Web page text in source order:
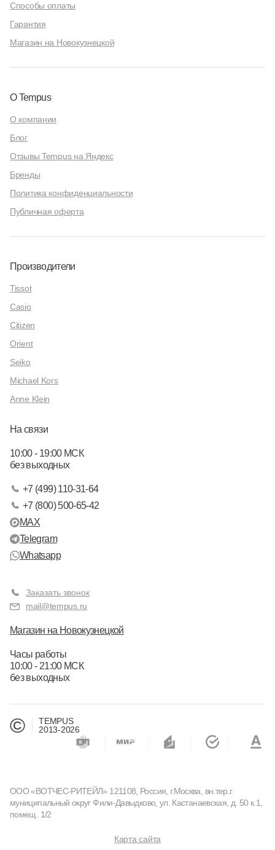
Способы оплаты
Гарантия
Магазин на Новокузнецкой
О Tempus
О компании
Блог
Отзывы Tempus на Яндекс
Бренды
Политика конфиденциальности
Публичная оферта
Производители
Tissot
Casio
Citizen
Orient
Seiko
Michael Kors
Anne Klein
На связи
10:00 - 19:00 МСК
без выходных
+7 (499) 110-31-64
+7 (800) 500-65-42
MAX
Telegram
Whatsapp
Заказать звонок
mail@tempus.ru
Магазин на Новокузнецкой
Часы работы
10:00 - 21:00 МСК
без выходных
©
TEMPUS
2013-2026
ООО «ВОТЧЕС-РИТЕЙЛ» 121108, Россия, г.Москва, вн.тер.г.
муниципальный округ Фили-Давыдково, ул. Кастанаевская, д. 50 к.1,
помещ. 1/2
Карта сайта